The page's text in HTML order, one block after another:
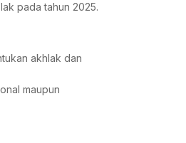
pada tahun 2025.
akhlak dan
maupun